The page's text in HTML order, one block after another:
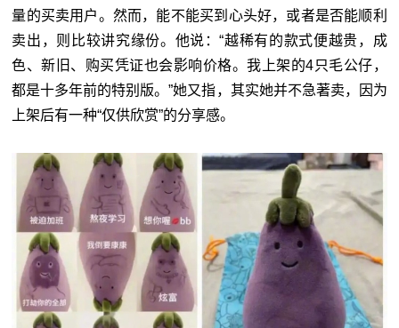
量的买卖用户。然而，能不能买到心头好，或者是否能顺利
卖出，则比较讲究缘份。他说：“越稀有的款式便越贵，成
色、新旧、购买凭证也会影响价格。我上架的4只毛公仔，
都是十多年前的特别版。”她又指，其实她并不急著卖，因为
上架后有一种“仅供欣赏”的分享感。